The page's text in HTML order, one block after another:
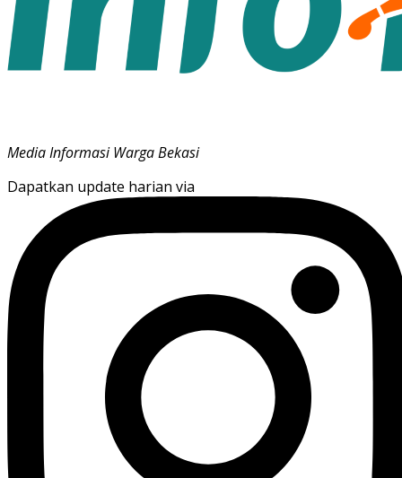
Media Informasi Warga Bekasi
Dapatkan update harian via